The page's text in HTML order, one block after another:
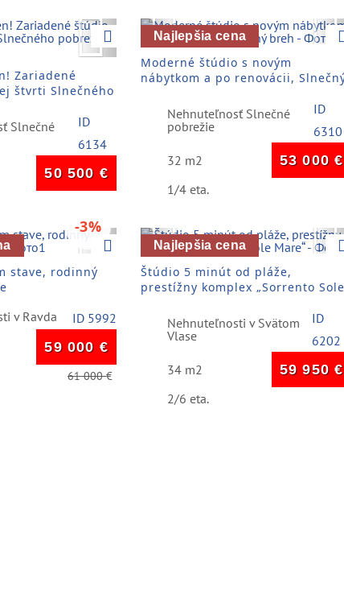
Next
Zariadené
štvrti Slnečného
Slnečné
ID
6134
50 500 €
Previous
Najlepšia cena
Moderné štúdio s novým
nábytkom a po renovácii,
Nehnuteľnosť Slnečné
pobrežie
ID
6310
32 m2
53 000€
1/4 eta.
Next
-3%
stave, rodinný
v Ravda
ID 5992
59 000 €
61 000€
Previous
Najlepšia cena
Štúdio 5 minút od pláže,
prestížny komplex „Sorrento Sole
Nehnuteľnosti v Svätom
Vlase
ID
6202
34 m2
59 950€
2/6 eta.